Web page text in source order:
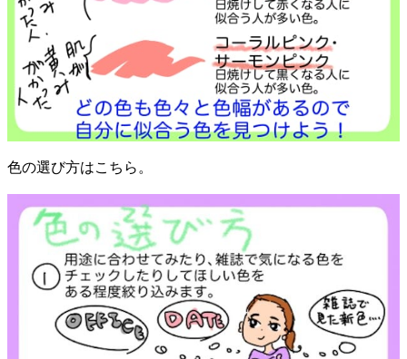
色の選び方はこちら。